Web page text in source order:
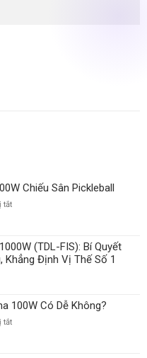
Chiếu Sân Pickleball
tắtở
Module
100W
Chiếu
(TDL-FIS): Bí Quyết
Khẳng Định Vị Thế Số 1
100W Có Dễ Không?
tắtở